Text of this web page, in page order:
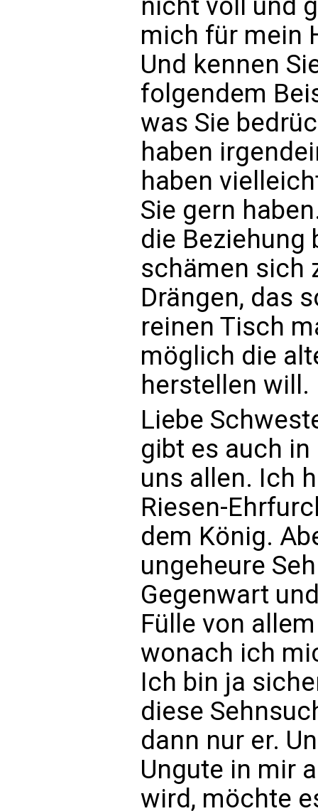
mich für mein
Und kennen
folgendem
was Sie
haben
haben
Sie gern
die Beziehung
schämen sich
Drängen, das
reinen Tisch
möglich die
herstellen will.
Liebe
gibt es auch
uns allen. Ich
Riesen-
dem König.
ungeheure
Gegenwart
Fülle von
wonach ich
Ich bin ja
diese
dann nur er.
Ungute in mir
wird, möchte